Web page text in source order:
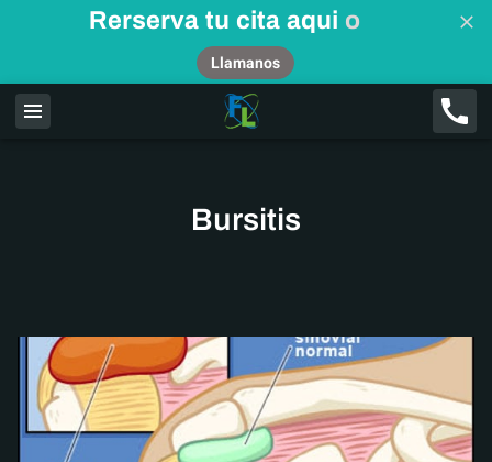
Rerserva tu cita aqui o
Llamanos
Bursitis